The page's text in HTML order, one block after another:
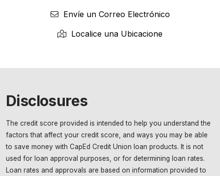
Envíe un Correo Electrónico
Localice una Ubicacione
Disclosures
The credit score provided is intended to help you understand the
factors that affect your credit score, and ways you may be able
to save money with CapEd Credit Union loan products. It is not
used for loan approval purposes, or for determining loan rates.
Loan rates and approvals are based on information provided to